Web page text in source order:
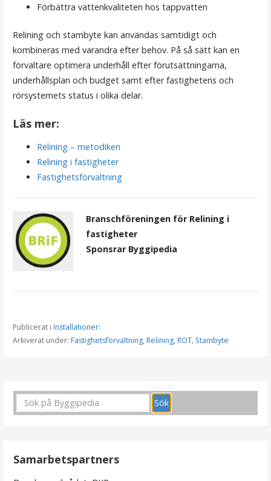
Förbättra vattenkvaliteten hos tappvatten
Relining och stambyte kan användas samtidigt och
kombineras med varandra efter behov. På så sätt kan en
förvaltare optimera underhåll efter förutsättningarna,
underhållsplan och budget samt efter fastighetens och
rörsystemets status i olika delar.
Läs mer:
Relining – metodiken
Relining i fastigheter
Fastighetsförvaltning
Branschföreningen för Relining i
fastigheter
Sponsrar Byggipedia
Publicerat i Installationer:
Arkiverat under: Fastighetsförvaltning, Relining, ROT, Stambyte
Samarbetspartners